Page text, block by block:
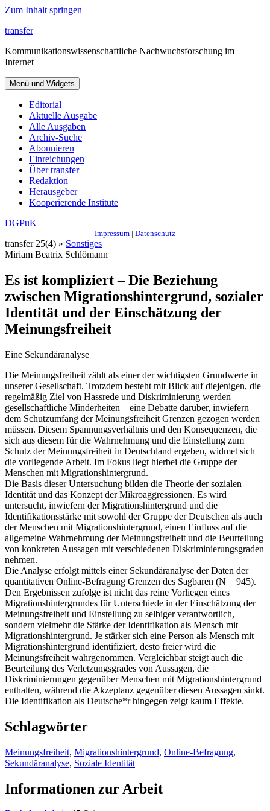
Zum Inhalt springen
transfer
Kommunikationswissenschaftliche Nachwuchsforschung im
Internet
Menü und Widgets
Editorial
Aktuelle Ausgabe
Alle Ausgaben
Archiv-Suche
Abonnieren
Einreichungen
Über transfer
Redaktion
Herausgeber
Kooperierende Institute
DGPuK
Impressum | Datenschutz
transfer 25(4) » Sonstiges
Miriam Beatrix Schlömann
Es ist kompliziert – Die Beziehung
zwischen Migrationshintergrund, sozialer
Identität und der Einschätzung der
Meinungsfreiheit
Eine Sekundäranalyse
Die Meinungsfreiheit zählt als einer der wichtigsten Grundwerte in
unserer Gesellschaft. Trotzdem besteht mit Blick auf diejenigen, die
regelmäßig Ziel von Hassrede und Diskriminierung werden –
gesellschaftliche Minderheiten – eine Debatte darüber, inwiefern
dem Schutzumfang der Meinungsfreiheit Grenzen gezogen werden
müssen. Diesem Spannungsverhältnis und den Konsequenzen, die
sich aus diesem für die Wahrnehmung und die Einstellung zum
Schutz der Meinungsfreiheit in Deutschland ergeben, widmet sich
die vorliegende Arbeit. Im Fokus liegt hierbei die Gruppe der
Menschen mit Migrationshintergrund.
Die Basis dieser Untersuchung bilden die Theorie der sozialen
Identität und das Konzept der Mikroaggressionen. Es wird
untersucht, inwiefern der Migrationshintergrund und die
Identifikationsstärke mit sowohl der Gruppe der Deutschen als auch
der Menschen mit Migrationshintergrund, einen Einfluss auf die
allgemeine Wahrnehmung der Meinungsfreiheit und die Beurteilung
von konkreten Aussagen mit verschiedenen Diskriminierungsgraden
nehmen.
Die Analyse erfolgt mittels einer Sekundäranalyse der Daten der
quantitativen Online-Befragung Grenzen des Sagbaren (N = 945).
Den Ergebnissen zufolge ist nicht das reine Vorliegen eines
Migrationshintergrundes für Unterschiede in der Einschätzung der
Meinungsfreiheit und Einstellung zu selbiger verantwortlich,
sondern vielmehr die Stärke der Identifikation als Mensch mit
Migrationshintergrund. Je stärker sich eine Person als Mensch mit
Migrationshintergrund identifiziert, desto freier wird die
Meinungsfreiheit wahrgenommen. Vergleichbar steigt auch die
Beurteilung des Verletzungsgrades von Aussagen, die
Diskriminierungen gegenüber Menschen mit Migrationshintergrund
enthalten, während die Akzeptanz gegenüber diesen Aussagen sinkt.
Die Identifikation als Deutsche*r hingegen zeigt kaum Effekte.
Schlagwörter
Meinungsfreiheit, Migrationshintergrund, Online-Befragung,
Sekundäranalyse, Soziale Identität
Informationen zur Arbeit